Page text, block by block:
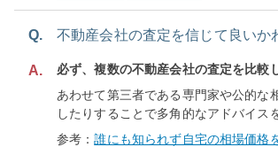
Q. 不動産会社の査定を信じて良いか
A.
必ず、複数の不動産会社の査定を比較
あわせて第三者である専門家や公的な
したりすることで多角的なアドバイス
参考：誰にも知られず自宅の相場価格